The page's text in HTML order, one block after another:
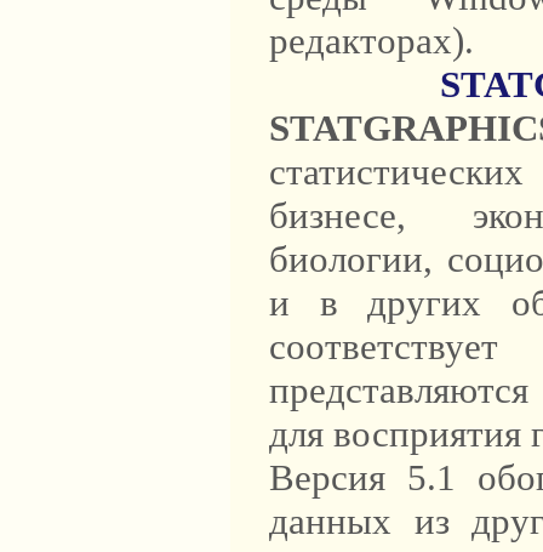
редакторах).
бизнесе,
биологии,
и в других
для восприятия
Версия 5.1
данных из